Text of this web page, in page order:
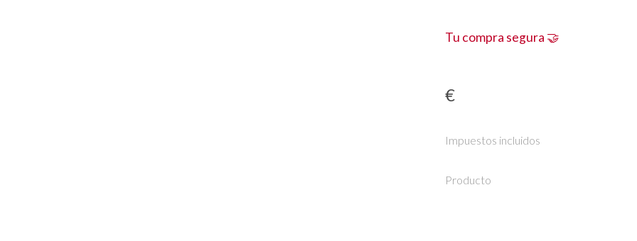
Tu compra segura 🤝
€
Impuestos incluidos
Producto